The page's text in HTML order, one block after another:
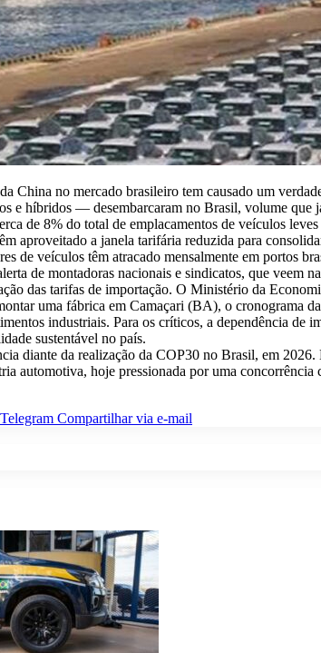
China no mercado brasileiro tem causado um
e híbridos — desembarcaram no Brasil, volume que
de 8% do total de emplacamentos de veículos leves
aproveitado a janela tarifária reduzida para
de veículos têm atracado mensalmente em portos
de montadoras nacionais e sindicatos, que veem
das tarifas de importação. O Ministério da
uma fábrica em Camaçari (BA), o cronograma
industriais. Para os críticos, a dependência
sustentável no país.
diante da realização da COP30 no Brasil, em
automotiva, hoje pressionada por uma concorrência
Telegram Compartilhar via e-mail